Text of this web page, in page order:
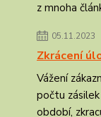
z mnoha
05.11.2023
Zkrácení
Vážení
počtu
období,